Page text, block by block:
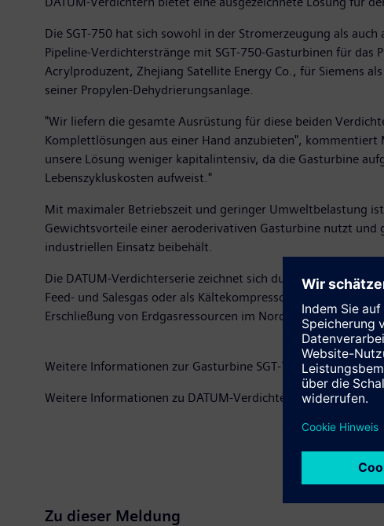
Die SGT-750 hat sich sowohl in der Stromerzeugung als
Pipeline-Verdichterstränge mit SGT-750-Gasturbinen für das
Acrylproduzent, Zhejiang Satellite Energy Co., für Siemens
seiner Propylen-Dehydrierungsanlage.
"Wir liefern die gesamte Ausrüstung für diese beiden
Komplettlösungen aus einer Hand anzubieten", kommentiert
unsere Lösung weniger kapitalintensiv, da die Gasturbine
Lebenszykluskosten aufweist."
Mit maximaler Betriebszeit und geringer Umweltbelastung
Gewichtsvorteile einer aeroderivativen Gasturbine nutzt
industriellen Einsatz beibehält.
Die DATUM-Verdichterserie zeichnet sich durch Effizienz,
Feed- und Salesgas oder als Kältekompressor geeignet.
Erschließung von Erdgasressourcen im Nordosten von
Weitere Informationen zur Gasturbine SGT-750 finden Sie
Weitere Informationen zu DATUM-Verdichtern finden Sie unter
Zu dieser Meldung